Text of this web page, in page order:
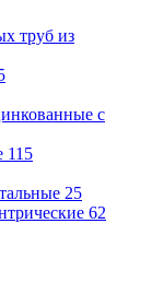
труб из
с
115
25
62